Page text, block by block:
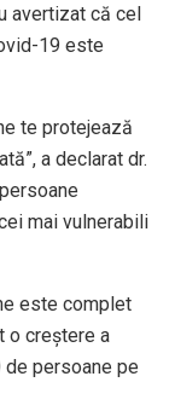
avertizat că cel
19 este
te protejează
a declarat dr.
mai vulnerabili
este complet
o creștere a
persoane pe